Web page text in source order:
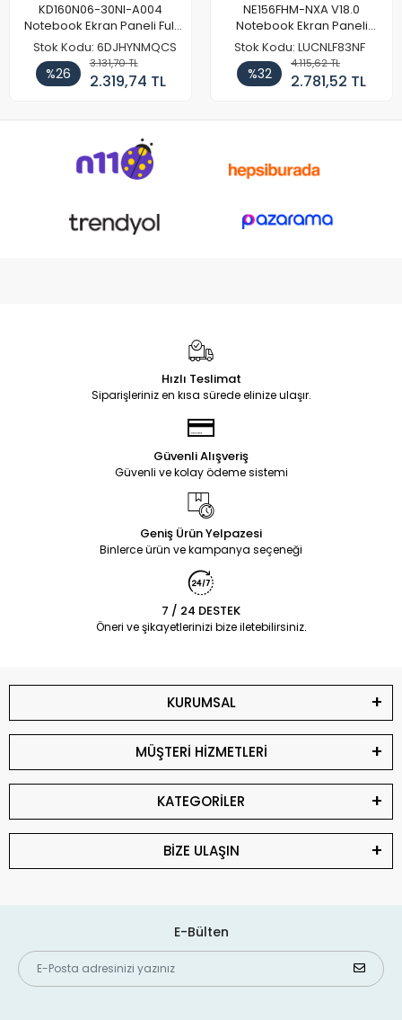
KD160N06-30NI-A004
Notebook Ekran Paneli Full
HD
Stok Kodu: 6DJHYNMQCS
%26
3.131,70 TL
2.319,74 TL
NE156FHM-NXA V18.0
Notebook Ekran Paneli
144Hz
Stok Kodu: LUCNLF83NF
%32
4.115,62 TL
2.781,52 TL
Hızlı Teslimat
Siparişleriniz en kısa sürede elinize ulaşır.
Güvenli Alışveriş
Güvenli ve kolay ödeme sistemi
Geniş Ürün Yelpazesi
Binlerce ürün ve kampanya seçeneği
7 / 24 DESTEK
Öneri ve şikayetlerinizi bize iletebilirsiniz.
KURUMSAL
MÜŞTERİ HİZMETLERİ
KATEGORİLER
BİZE ULAŞIN
E-Bülten